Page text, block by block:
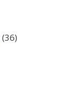
(36)